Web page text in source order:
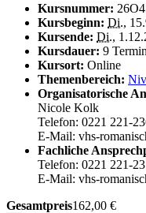
Kursnummer:
Kursbeginn: Di.,
Kursende: Di.,
Kursdauer: 9
Kursort: Online
Themenbereich:
Organisatorische
Nicole Kolk
Telefon: 0221 221-
E-Mail: vhs-
Fachliche
Telefon: 0221 221-
E-Mail: vhs-
Gesamtpreis162,00 €